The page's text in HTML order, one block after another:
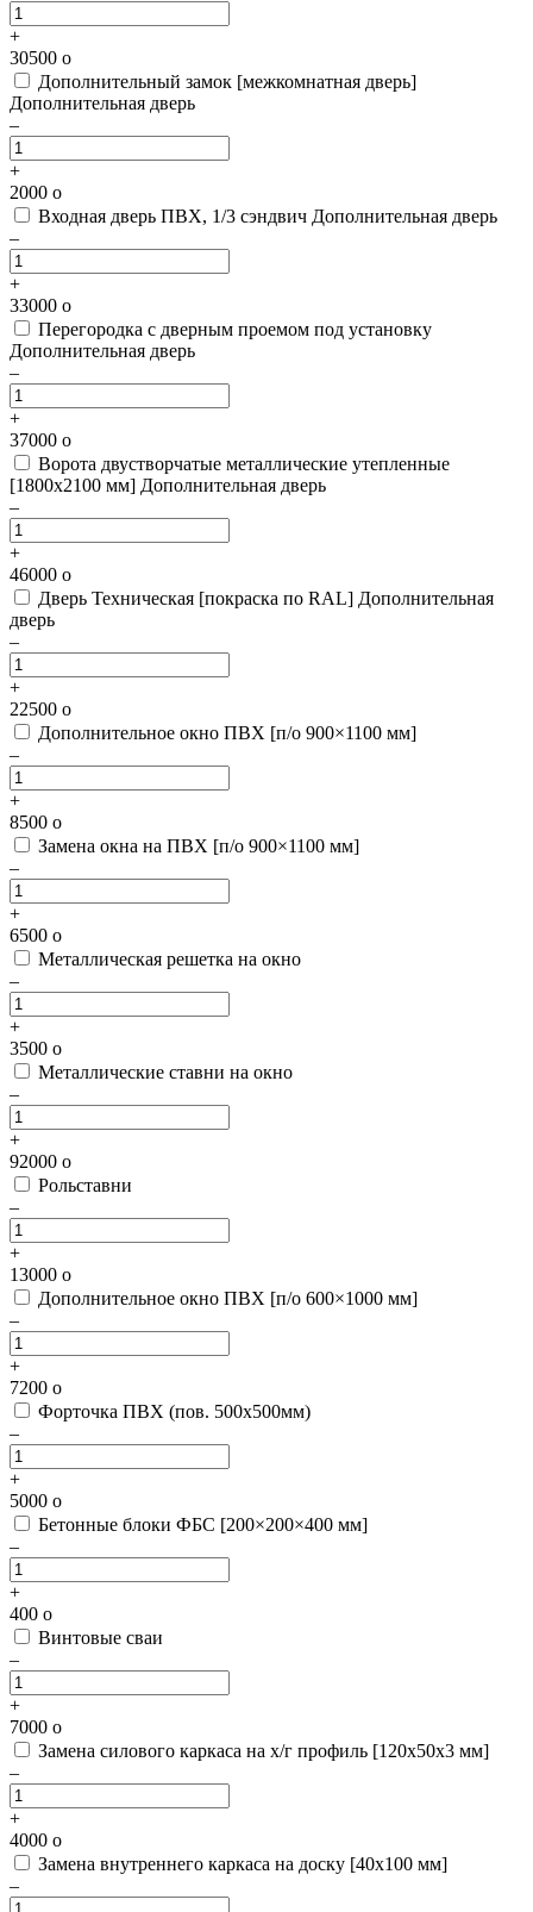
+
30500 o
Дополнительный замок [межкомнатная дверь]
Дополнительная дверь
–
+
2000 o
Входная дверь ПВХ, 1/3 сэндвич Дополнительная дверь
–
+
33000 o
Перегородка с дверным проемом под установку
Дополнительная дверь
–
+
37000 o
Ворота двустворчатые металлические утепленные
[1800х2100 мм] Дополнительная дверь
–
+
46000 o
Дверь Техническая [покраска по RAL] Дополнительная
дверь
–
+
22500 o
Дополнительное окно ПВХ [п/о 900×1100 мм]
–
+
8500 o
Замена окна на ПВХ [п/о 900×1100 мм]
–
+
6500 o
Металлическая решетка на окно
–
+
3500 o
Металлические ставни на окно
–
+
92000 o
Рольставни
–
+
13000 o
Дополнительное окно ПВХ [п/о 600×1000 мм]
–
+
7200 o
Форточка ПВХ (пов. 500х500мм)
–
+
5000 o
Бетонные блоки ФБС [200×200×400 мм]
–
+
400 o
Винтовые сваи
–
+
7000 o
Замена силового каркаса на х/г профиль [120х50х3 мм]
–
+
4000 o
Замена внутреннего каркаса на доску [40х100 мм]
–